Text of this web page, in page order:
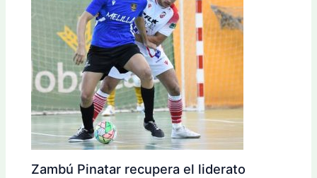
Zambú Pinatar recupera el liderato